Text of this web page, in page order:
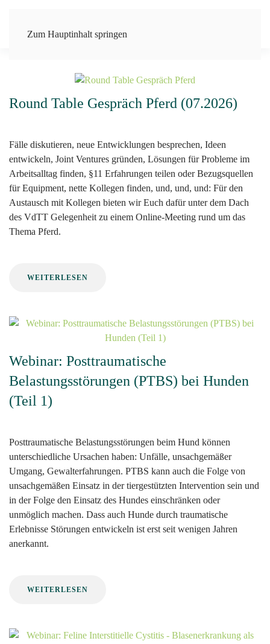
Zum Hauptinhalt springen
Round Table Gespräch Pferd (07.2026)
Fälle diskutieren, neue Entwicklungen besprechen, Ideen
entwickeln, Joint Ventures gründen, Lösungen für Probleme im
Arbeitsalltag finden, §11 Erfahrungen teilen oder Bezugsquellen
für Equipment, nette Kollegen finden, und, und, und: Für den
Austausch mit Kollegen bieten wir Euch dafür unter dem Dach
des VdTT Gelegenheit zu einem Online-Meeting rund um das
Thema Pferd.
WEITERLESEN
Webinar: Posttraumatische
Belastungsstörungen (PTBS) bei Hunden
(Teil 1)
Posttraumatische Belastungsstörungen beim Hund können
unterschiedliche Ursachen haben: Unfälle, unsachgemäßer
Umgang, Gewalterfahrungen. PTBS kann auch die Folge von
unsachgemäßen Einsatz in der tiergestützten Intervention sein und
in der Folge den Einsatz des Hundes einschränken oder
unmöglich machen. Dass auch Hunde durch traumatische
Erlebnisse Störungen entwickeln ist erst seit wenigen Jahren
anerkannt.
WEITERLESEN